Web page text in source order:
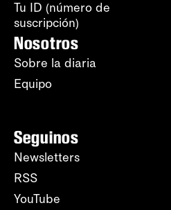
Tu ID (número de
suscripción)
Nosotros
Sobre la diaria
Equipo
Seguinos
Newsletters
RSS
YouTube